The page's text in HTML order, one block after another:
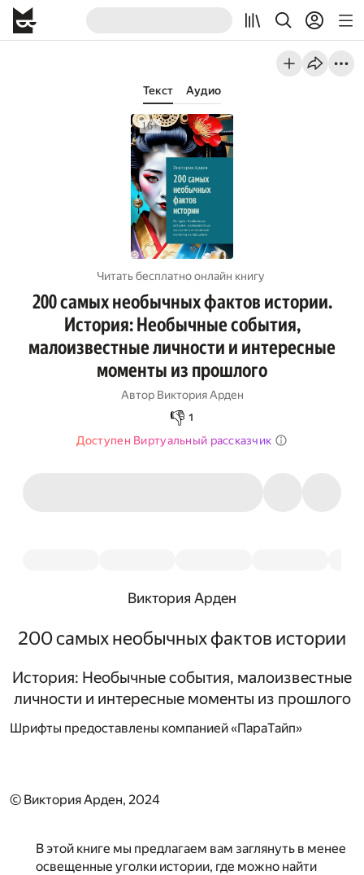
Текст Аудио
Читать бесплатно онлайн книгу
200 самых необычных фактов истории.
История: Необычные события,
малоизвестные личности и интересные
моменты из прошлого
Автор Виктория Арден
👎 1
Доступен Виртуальный рассказчик
Виктория Арден
200 самых необычных фактов истории
История: Необычные события, малоизвестные
личности и интересные моменты из прошлого
Шрифты предоставлены компанией «ПараТайп»
© Виктория Арден, 2024
В этой книге мы предлагаем вам заглянуть в менее
освещенные уголки истории, где можно найти